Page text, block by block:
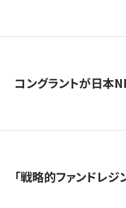
コングラントが日本
「戦略的ファンドレジ